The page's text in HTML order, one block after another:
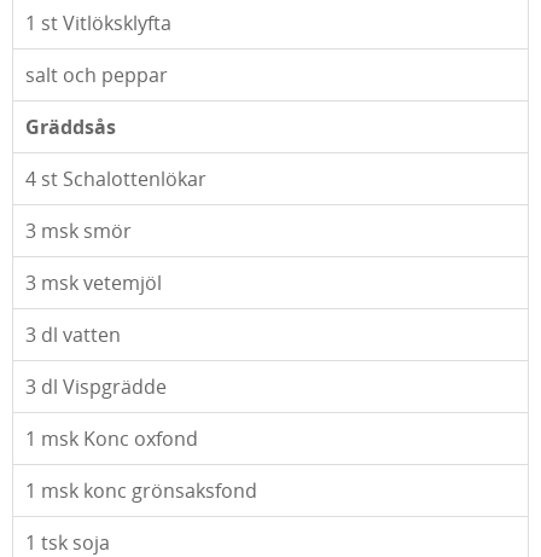
1 st Vitlöksklyfta
salt och peppar
Gräddsås
4 st Schalottenlökar
3 msk smör
3 msk vetemjöl
3 dl vatten
3 dl Vispgrädde
1 msk Konc oxfond
1 msk konc grönsaksfond
1 tsk soja